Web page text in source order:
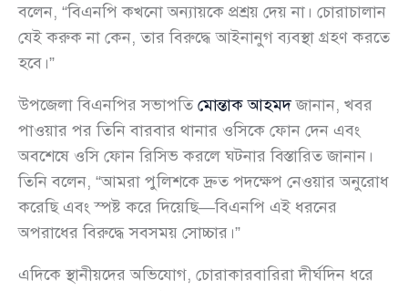
বলেন, “বিএনপি কখনো অন্যায়কে প্রশ্রয় দেয় না। চোরাচালান
যেই করুক না কেন, তার বিরুদ্ধে আইনানুগ ব্যবস্থা গ্রহণ করতে
হবে।”
উপজেলা বিএনপির সভাপতি মোন্তাক আহমদজানান, খবর
পাওয়ার পর তিনি বারবার থানার ওসিকে ফোন দেন এবং
অবশেষে ওসি ফোন রিসিভ করলে ঘটনার বিস্তারিত জানান।
তিনি বলেন, “আমরা পুলিশকে দ্রুত পদক্ষেপ নেওয়ার অনুরোধ
করেছি এবং স্পষ্ট করে দিয়েছি—বিএনপি এই ধরনের
অপরাধের বিরুদ্ধে সবসময় সোচ্চার।”
এদিকে স্থানীয়দের অভিযোগ, চোরাকারবারিরা দীর্ঘদিন ধরে